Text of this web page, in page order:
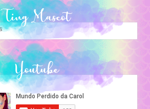
Ting Mascot
Youtube